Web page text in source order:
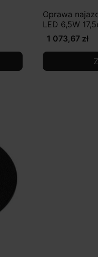
Oprawa
LED 6,5W
1 073,67 zł